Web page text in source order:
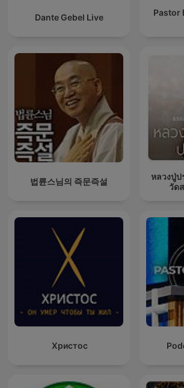
Dante Gebel Live
Pastor
법륜스님의 즉문즉설
หลวงปู่
วัด
Христос